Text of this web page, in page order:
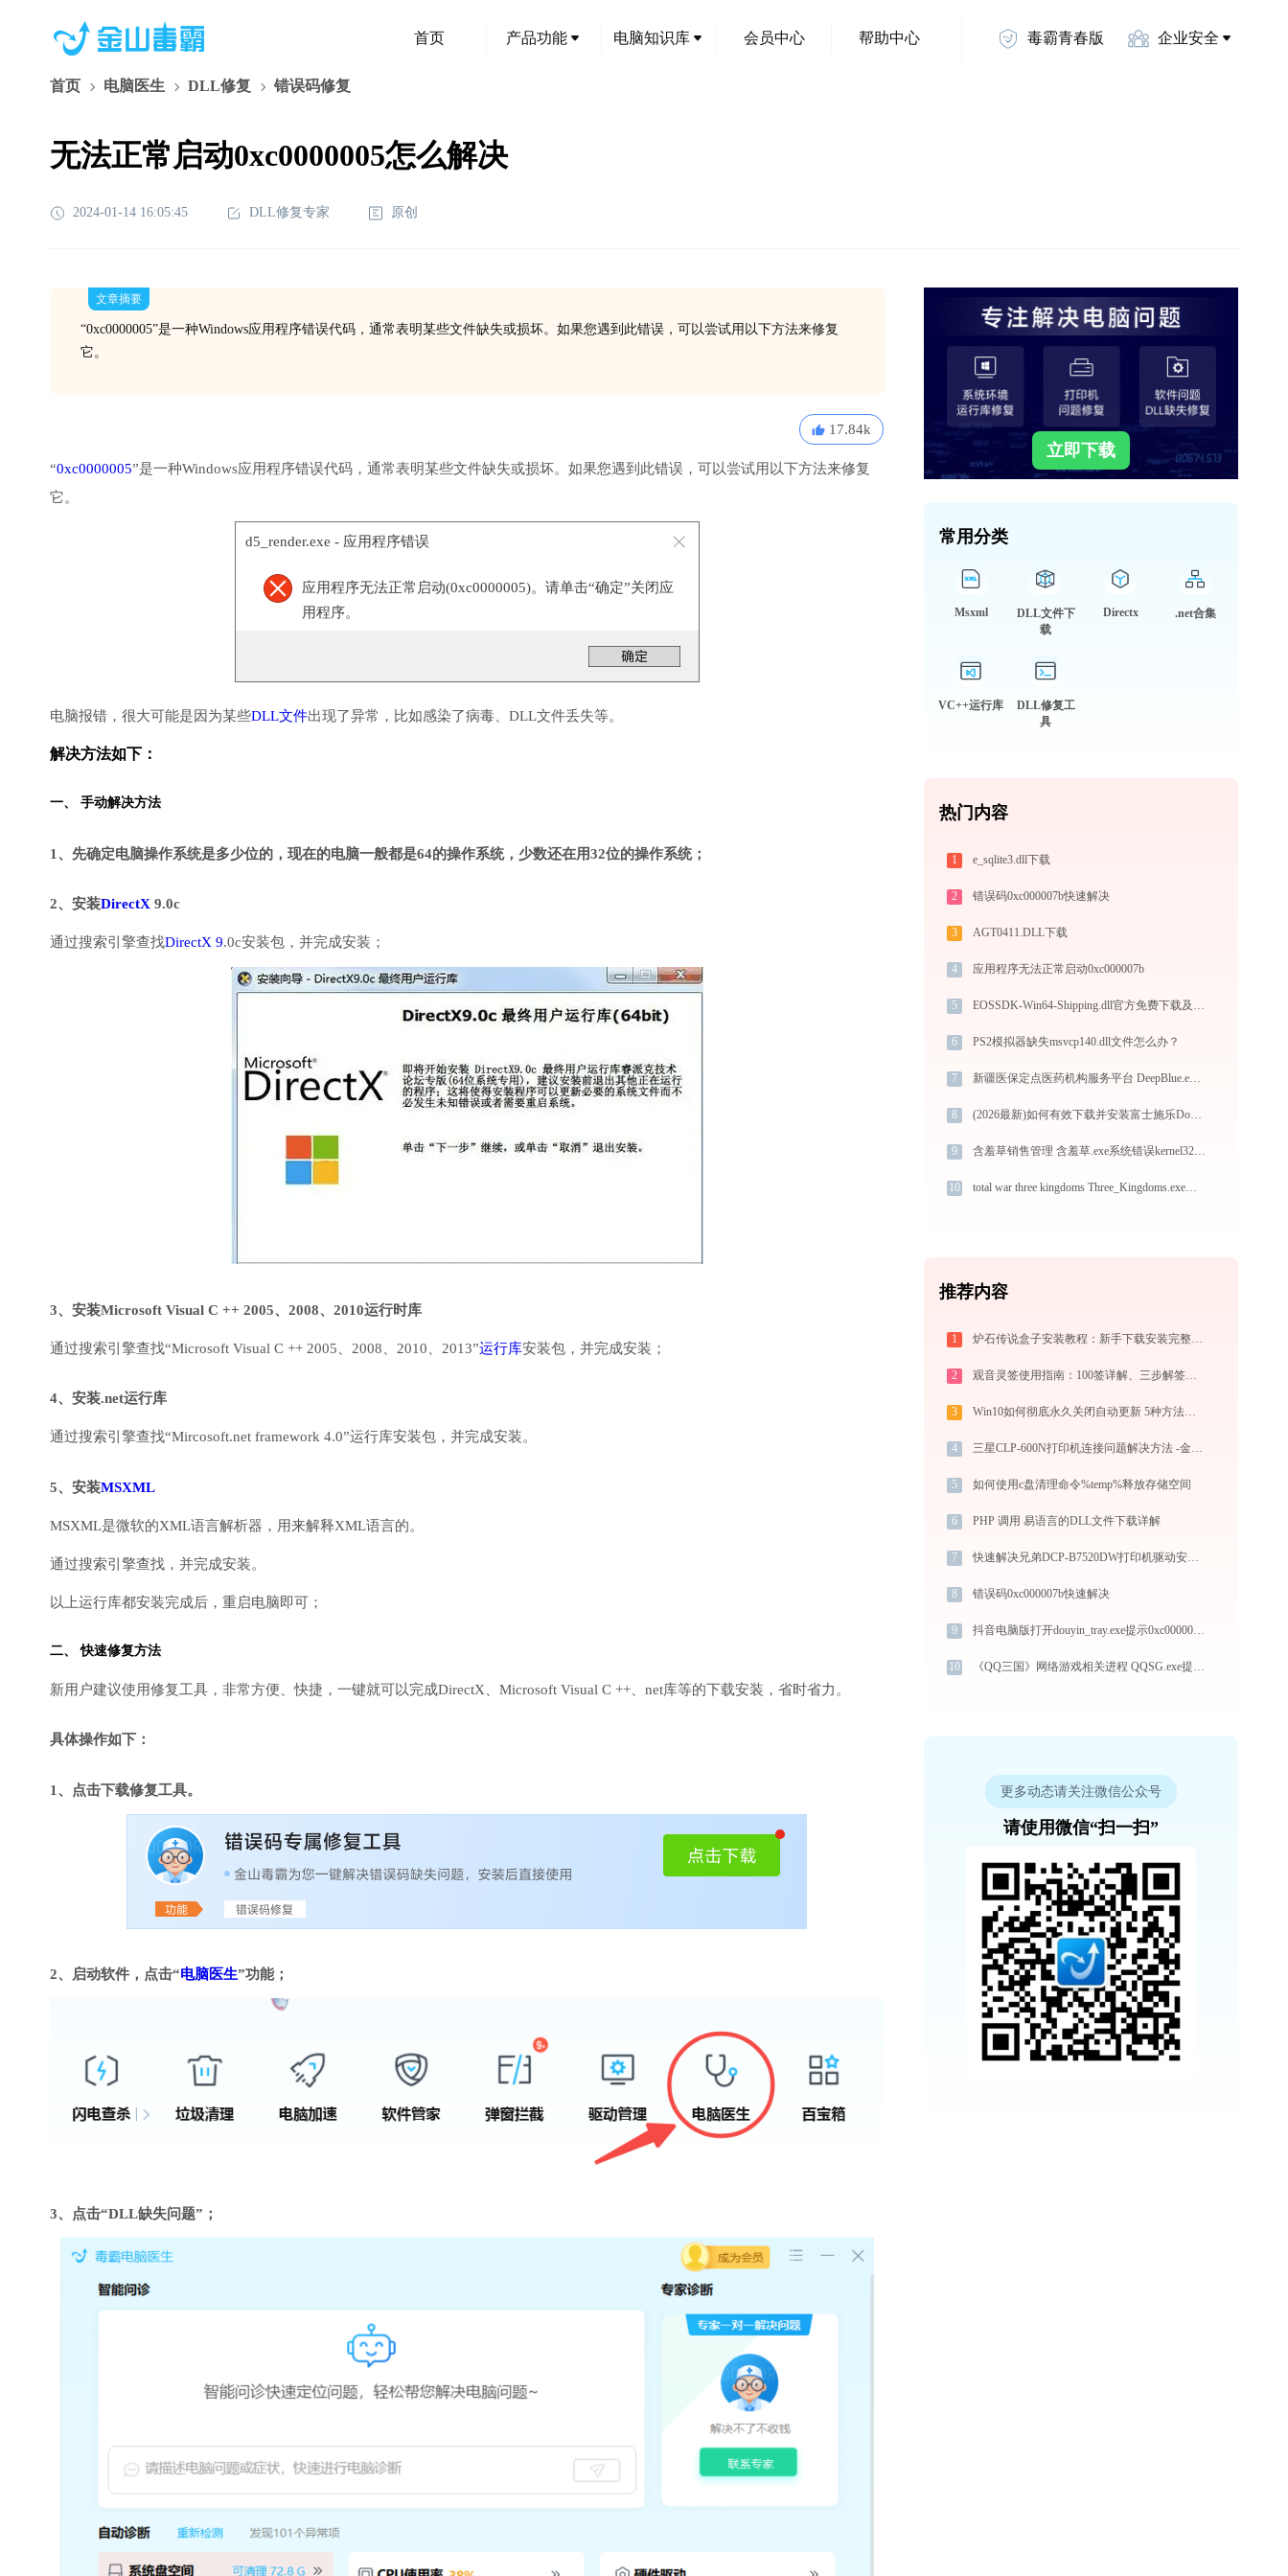
首页 产品功能 电脑知识库 会员中心 帮助中心 毒霸青春版 企业安全
首页 电脑医生 DLL修复 错误码修复
无法正常启动0xc0000005怎么解决
2024-01-14 16:05:45 DLL修复专家 原创
文章摘要
“0xc0000005”是一种Windows应用程序错误代码，通常表明某些文件缺失或损坏。如果您遇到此错误，可以尝试用以下方法来修复
它。
17.84k
“0xc0000005”是一种Windows应用程序错误代码，通常表明某些文件缺失或损坏。如果您遇到此错误，可以尝试用以下方法来修复
它。
d5_render.exe - 应用程序错误
应用程序无法正常启动(0xc0000005)。请单击“确定”关闭应
用程序。
电脑报错，很大可能是因为某些DLL文件出现了异常，比如感染了病毒、DLL文件丢失等。
解决方法如下：
一、 手动解决方法
1、先确定电脑操作系统是多少位的，现在的电脑一般都是64的操作系统，少数还在用32位的操作系统；
2、安装DirectX 9.0c
通过搜索引擎查找DirectX 9.0c安装包，并完成安装；
3、安装Microsoft Visual C ++ 2005、2008、2010运行时库
通过搜索引擎查找“Microsoft Visual C ++ 2005、2008、2010、2013”运行库安装包，并完成安装；
4、安装.net运行库
通过搜索引擎查找“Mircosoft.net framework 4.0”运行库安装包，并完成安装。
5、安装MSXML
MSXML是微软的XML语言解析器，用来解释XML语言的。
通过搜索引擎查找，并完成安装。
以上运行库都安装完成后，重启电脑即可；
二、 快速修复方法
新用户建议使用修复工具，非常方便、快捷，一键就可以完成DirectX、Microsoft Visual C ++、net库等的下载安装，省时省力。
具体操作如下：
1、点击下载修复工具。
2、启动软件，点击“电脑医生”功能；
3、点击“DLL缺失问题”；
立即下载
常用分类
Msxml
DLL文件下
载
Directx .net合集
VC++运行库
DLL修复工
具
热门内容
1 e_sqlite3.dll下载
2 错误码0xc000007b快速解决
3 AGT0411.DLL下载
4 应用程序无法正常启动0xc000007b
5 EOSSDK-Win64-Shipping.dll官方免费下载及安装指南 - 解决DLL缺失问题
6 PS2模拟器缺失msvcp140.dll文件怎么办？
7 新疆医保定点医药机构服务平台 DeepBlue.exe系统错误qcefview.dll丢失如何解决
8 (2026最新)如何有效下载并安装富士施乐DocuPrint 180EPS打印机驱动？全方位指导手册
9 含羞草销售管理 含羞草.exe系统错误kernel32.dll丢失如何解决
10 total war three kingdoms Three_Kingdoms.exe提示缺少optanedt_x64.dll文件的解决办法
推荐内容
1 炉石传说盒子安装教程：新手下载安装完整指南
2 观音灵签使用指南：100签详解、三步解签法与六大场景解读
3 Win10如何彻底永久关闭自动更新 5种方法教你永久关闭win10自动更新
4 三星CLP-600N打印机连接问题解决方法 -金山毒霸
5 如何使用c盘清理命令%temp%释放存储空间
6 PHP 调用 易语言的DLL文件下载详解
7 快速解决兄弟DCP-B7520DW打印机驱动安装问题，这篇文章告诉你方法
8 错误码0xc000007b快速解决
9 抖音电脑版打开douyin_tray.exe提示0xc0000005错误码怎么办
10 《QQ三国》网络游戏相关进程 QQSG.exe提示缺少qqsgbase.dll文件的解决办法
更多动态请关注微信公众号
请使用微信“扫一扫”